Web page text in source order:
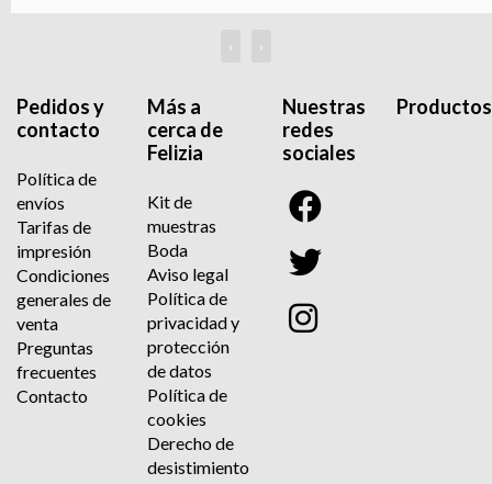
‹ ›
Pedidos y
contacto
Política de
envíos
Tarifas de
impresión
Condiciones
generales de
venta
Preguntas
frecuentes
Contacto
Más a
cerca de
Felizia
Kit de
muestras
Boda
Aviso legal
Política de
privacidad y
protección
de datos
Política de
cookies
Derecho de
desistimiento
Nuestras
redes
sociales
Productos